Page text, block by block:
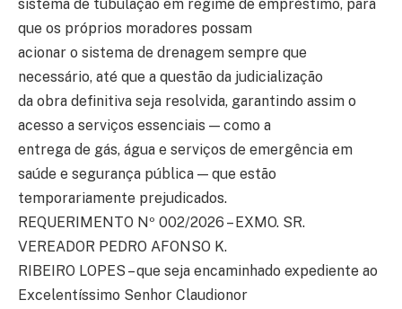
sistema de tubulação em regime de empréstimo, para
que os próprios moradores possam
acionar o sistema de drenagem sempre que
necessário, até que a questão da judicialização
da obra definitiva seja resolvida, garantindo assim o
acesso a serviços essenciais — como a
entrega de gás, água e serviços de emergência em
saúde e segurança pública — que estão
temporariamente prejudicados.
REQUERIMENTO Nº 002/2026 – EXMO. SR.
VEREADOR PEDRO AFONSO K.
RIBEIRO LOPES – que seja encaminhado expediente ao
Excelentíssimo Senhor Claudionor